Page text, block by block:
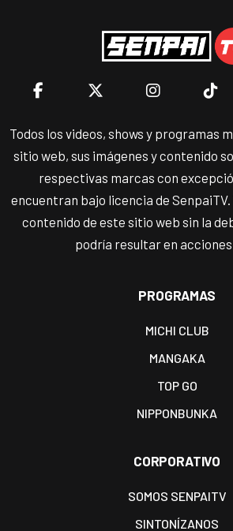
Todos los videos, shows y programas
sitio web, sus imágenes y contenido
respectivas marcas con
encuentran bajo licencia de
contenido de este sitio web sin la
podría resultar en
PROGRAMAS
MICHI CLUB
MANGAKA
TOP GO
NIPPONBUNKA
CORPORATIVO
SOMOS SENPAITV
SINTONÍZANOS